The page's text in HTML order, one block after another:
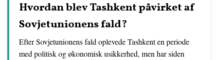
Hvordan blev Tashkent påvirket af
Sovjetunionens fald?
Efter Sovjetunionens fald oplevede Tashkent en periode
med politisk og økonomisk usikkerhed, men har siden